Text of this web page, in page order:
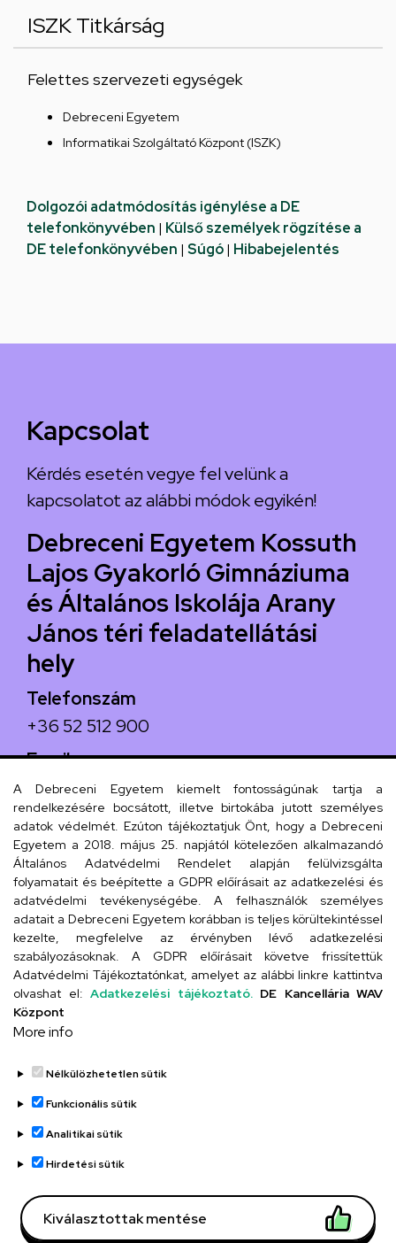
ISZK Titkárság
Felettes szervezeti egységek
Debreceni Egyetem
Informatikai Szolgáltató Központ (ISZK)
Dolgozói adatmódosítás igénylése a DE
telefonkönyvében | Külső személyek rögzítése a
DE telefonkönyvében | Súgó| Hibabejelentés
Kapcsolat
Kérdés esetén vegye fel velünk a
kapcsolatot az alábbi módok egyikén!
Debreceni Egyetem Kossuth
Lajos Gyakorló Gimnáziuma
és Általános Iskolája Arany
János téri feladatellátási
hely
Telefonszám
+36 52 512 900
Email
arany.titkarsag@arany-alt.unideb.hu
Cím
4026 Debrecen, Arany János tér 1.
Szervezeti telefonkönyv
UD telefonkönyv
Adatvédelem
Adatvédelem
Régi oldal
Technikai információk
A Debreceni Egyetem kiemelt fontosságúnak tartja a
rendelkezésére bocsátott, illetve birtokába jutott személyes
adatok védelmét. Ezúton tájékoztatjuk Önt, hogy a Debreceni
Egyetem a 2018. május 25. napjától kötelezően alkalmazandó
Általános Adatvédelmi Rendelet alapján felülvizsgálta
folyamatait és beépítette a GDPR előírásait az adatkezelési és
adatvédelmi tevékenységébe. A felhasználók személyes
adatait a Debreceni Egyetem korábban is teljes körültekintéssel
kezelte, megfelelve az érvényben lévő adatkezelési
szabályozásoknak. A GDPR előírásait követve frissítettük
Adatvédelmi Tájékoztatónkat, amelyet az alábbi linkre kattintva
olvashat el: Adatkezelési tájékoztató. DE Kancellária WAV
Központ
More info
Nélkülözhetetlen sütik
Funkcionális sütik
Analitikai sütik
Hirdetési sütik
Kiválasztottak mentése